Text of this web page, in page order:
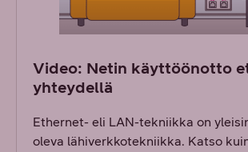
Video: Netin käyttöönotto
yhteydellä
Ethernet- eli LAN-tekniikka on
oleva lähiverkkotekniikka. Katso